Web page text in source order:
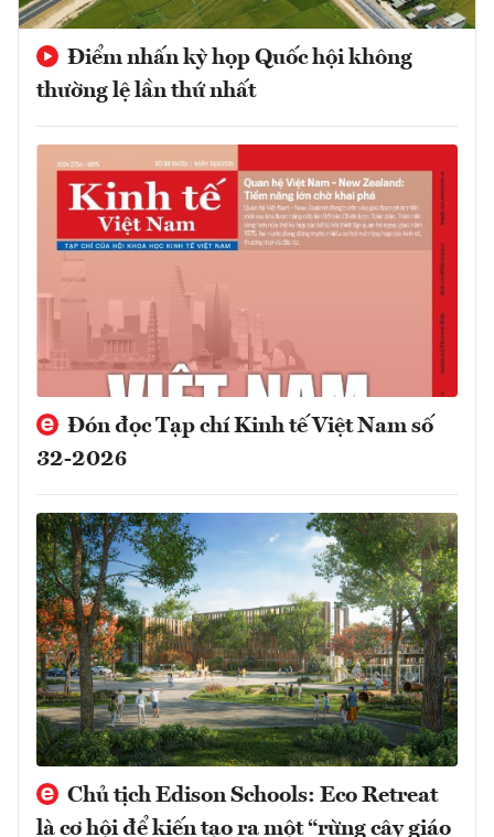
Điểm nhấn kỳ họp Quốc hội không
thường lệ lần thứ nhất
Đón đọc Tạp chí Kinh tế Việt Nam số
32-2026
Chủ tịch Edison Schools: Eco Retreat
là cơ hội để kiến tạo ra một “rừng cây giáo